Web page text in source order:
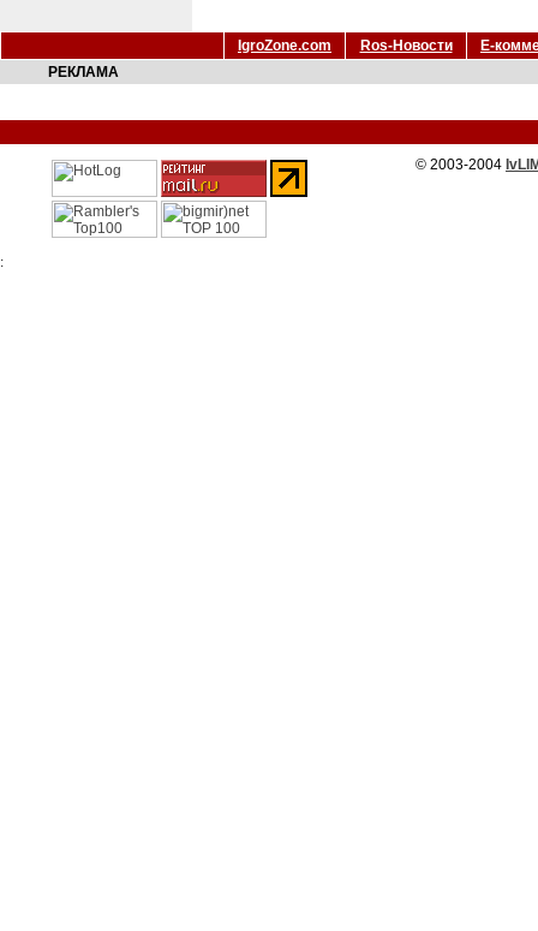
IgroZone.com Ros-Новости
Е-
РЕКЛАМА
© 2003-2004
: